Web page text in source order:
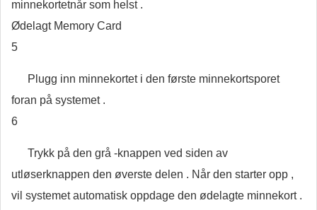
minnekortetnår som helst .
Ødelagt Memory Card
5
Plugg inn minnekortet i den første minnekortsporet
foran på systemet .
6
Trykk på den grå -knappen ved siden av
utløserknappen den øverste delen . Når den starter opp ,
vil systemet automatisk oppdage den ødelagte minnekort .